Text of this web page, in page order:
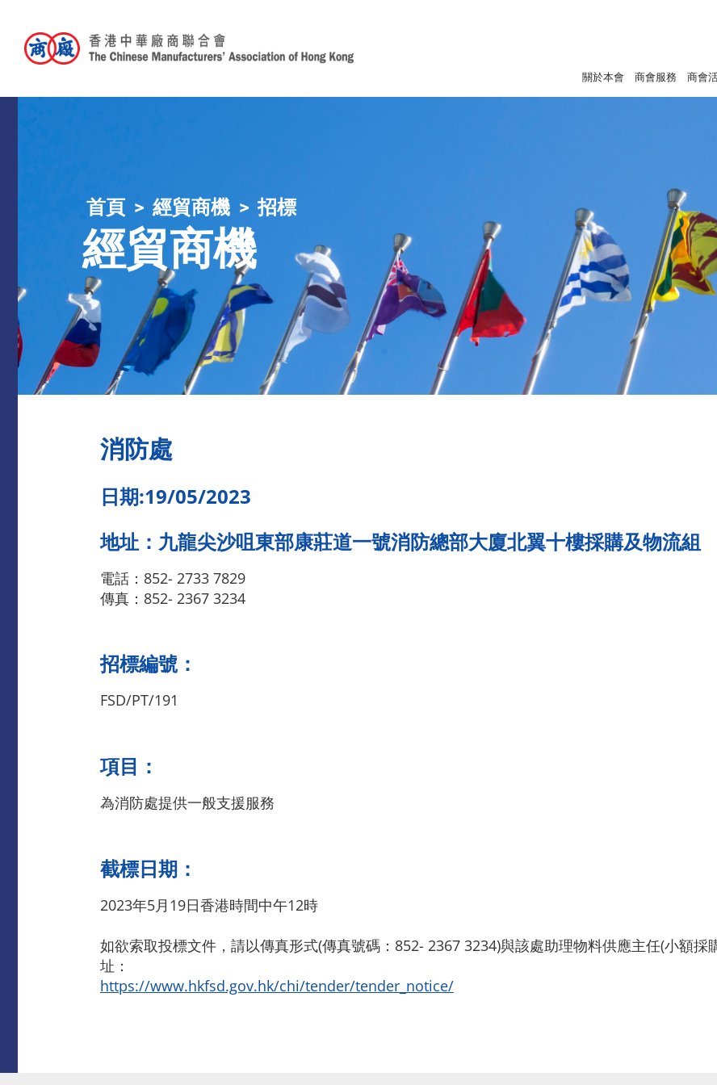
關於本會 商會服務 商會
首頁 經貿商機 招標
經貿商機
消防處
日期:19/05/2023
地址：九龍尖沙咀東部康莊道一號消防總部大廈北翼十樓採購及物流組
電話：852- 2733 7829
傳真：852- 2367 3234
招標編號：
FSD/PT/191
項目：
為消防處提供一般支援服務
截標日期：
2023年5月19日香港時間中午12時
如欲索取投標文件，請以傳真形式(傳真號碼：852- 2367 3234)與該處助理物料供應主任(小額
址：
https://www.hkfsd.gov.hk/chi/tender/tender_notice/